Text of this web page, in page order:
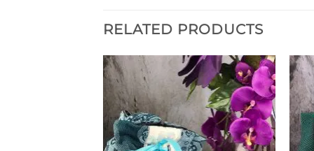
RELATED PRODUCTS